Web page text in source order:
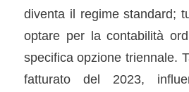
diventa il regime standard;
optare per la contabilità
specifica opzione triennale.
fatturato del 2023,